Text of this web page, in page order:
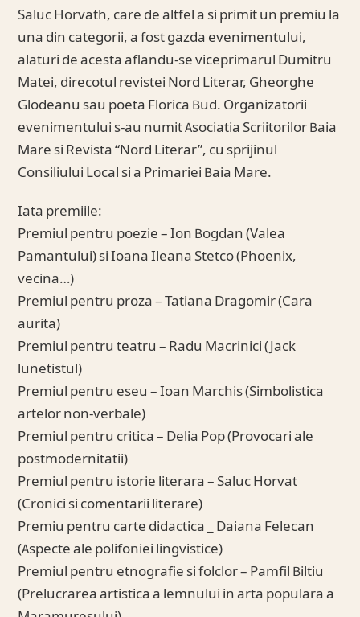
Saluc Horvath, care de altfel a si primit un premiu la
una din categorii, a fost gazda evenimentului,
alaturi de acesta aflandu-se viceprimarul Dumitru
Matei, direcotul revistei Nord Literar, Gheorghe
Glodeanu sau poeta Florica Bud. Organizatorii
evenimentului s-au numit Asociatia Scriitorilor Baia
Mare si Revista “Nord Literar”, cu sprijinul
Consiliului Local si a Primariei Baia Mare.
Iata premiile:
Premiul pentru poezie – Ion Bogdan (Valea
Pamantului) si Ioana Ileana Stetco (Phoenix,
vecina…)
Premiul pentru proza – Tatiana Dragomir (Cara
aurita)
Premiul pentru teatru – Radu Macrinici (Jack
lunetistul)
Premiul pentru eseu – Ioan Marchis (Simbolistica
artelor non-verbale)
Premiul pentru critica – Delia Pop (Provocari ale
postmodernitatii)
Premiul pentru istorie literara – Saluc Horvat
(Cronici si comentarii literare)
Premiu pentru carte didactica _ Daiana Felecan
(Aspecte ale polifoniei lingvistice)
Premiul pentru etnografie si folclor – Pamfil Biltiu
(Prelucrarea artistica a lemnului in arta populara a